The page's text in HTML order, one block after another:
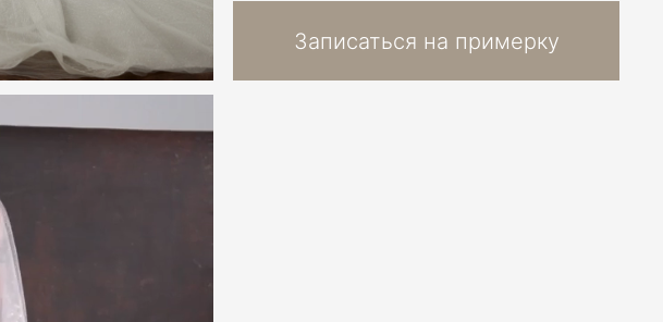
Записаться на примерку